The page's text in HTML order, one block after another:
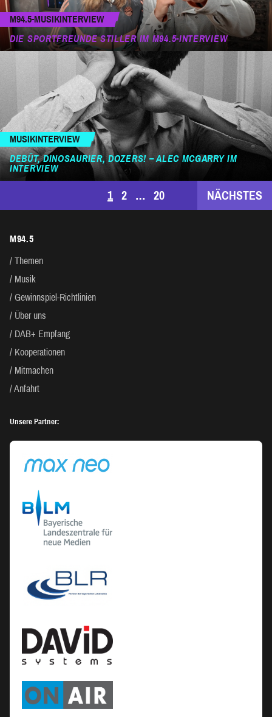
M94.5-MUSIKINTERVIEW
DIE SPORTFREUNDE STILLER IM M94.5-INTERVIEW
MUSIKINTERVIEW
DEBÜT, DINOSAURIER, DOZERS! – ALEC MCGARRY IM
INTERVIEW
SEITENNUMMERIERUNG
BEITRÄGE
1 2 … 20 NÄCHSTES
M94.5
Themen
Musik
Gewinnspiel-Richtlinien
Über uns
DAB+ Empfang
Kooperationen
Mitmachen
Anfahrt
Unsere Partner: